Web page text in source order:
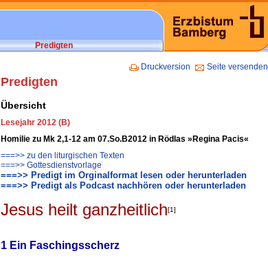
Predigten
Druckversion Seite versenden
Predigten
Übersicht
Lesejahr 2012 (B)
Homilie zu Mk 2,1-12 am 07.So.B2012 in Rödlas »Regina Pacis«
===>> zu den liturgischen Texten
===>> Gottesdienstvorlage
===>> Predigt im Orginalformat lesen oder herunterladen
===>> Predigt als Podcast nachhören oder herunterladen
Jesus heilt ganzheitlich[1]
1 Ein Faschingsscherz